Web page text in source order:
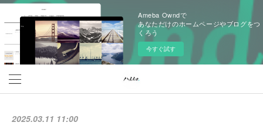
Ameba Owndで
あなただけのホームページやブログをつ
くろう
今すぐ試す
2025.03.11 11:00